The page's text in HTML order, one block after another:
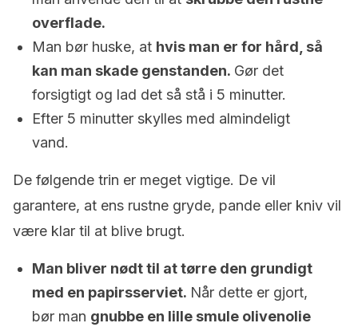
overflade.
Man bør huske, at hvis man er for hård, så
kan man skade genstanden. Gør det
forsigtigt og lad det så stå i 5 minutter.
Efter 5 minutter skylles med almindeligt
vand.
De følgende trin er meget vigtige. De vil
garantere, at ens rustne gryde, pande eller kniv vil
være klar til at blive brugt.
Man bliver nødt til at tørre den grundigt
med en papirsserviet. Når dette er gjort,
bør man gnubbe en lille smule olivenolie